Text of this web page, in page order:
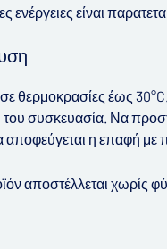
ενέργειες είναι
θερμοκρασίες έως 30°C.
του συσκευασία. Να
η επαφή με
αποστέλλεται χωρίς